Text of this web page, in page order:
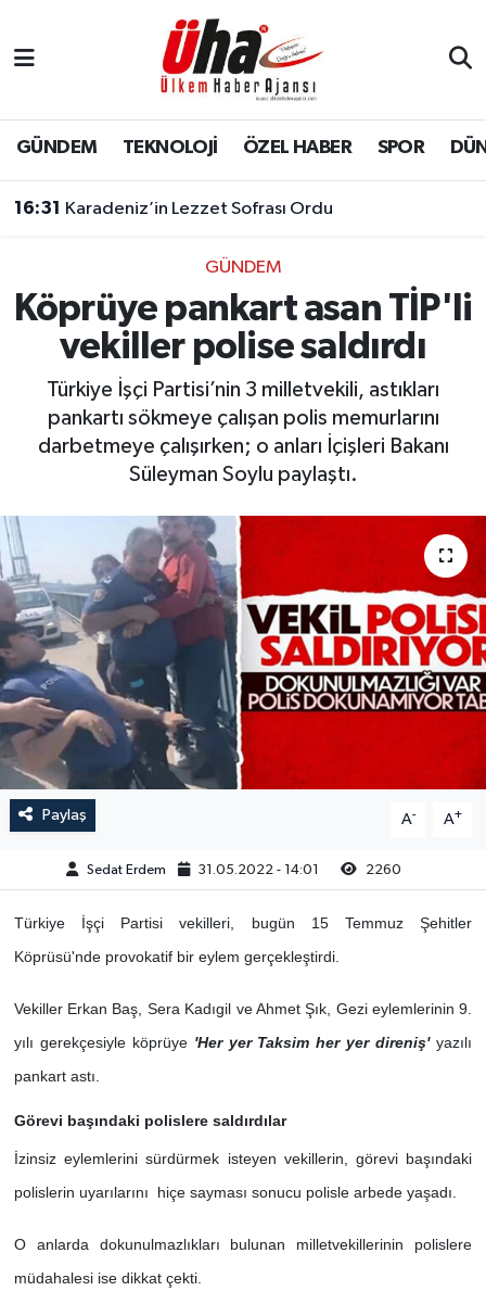
GÜNDEM TEKNOLOJİ ÖZEL HABER SPOR
16:31 Karadeniz’in Lezzet Sofrası Ordu
GÜNDEM
Köprüye pankart asan TİP'li
vekiller polise saldırdı
Türkiye İşçi Partisi’nin 3 milletvekili, astıkları
pankartı sökmeye çalışan polis memurlarını
darbetmeye çalışırken; o anları İçişleri Bakanı
Süleyman Soylu paylaştı.
Paylaş A- A+
Sedat Erdem 31.05.2022 - 14:01 2260
Türkiye İşçi Partisi vekilleri, bugün 15 Temmuz Şehitler
Köprüsü'nde provokatif bir eylem gerçekleştirdi.
Vekiller Erkan Baş, Sera Kadıgil ve Ahmet Şık, Gezi eylemlerinin 9.
yılı gerekçesiyle köprüye 'Her yer Taksim her yer direniş'yazılı
pankart astı.
Görevi başındaki polislere saldırdılar
İzinsiz eylemlerini sürdürmek isteyen vekillerin, görevi başındaki
polislerin uyarılarını hiçe sayması sonucu polisle arbede yaşadı.
O anlarda dokunulmazlıkları bulunan milletvekillerinin polislere
müdahalesi ise dikkat çekti.
İstanbul Nöbetçi Eczaneler
İstanbul Hava Durumu
Süper Lig Puan Durumu ve Fikstür
Tüm Manşetler
Son Dakika Haberleri
Haber Arşivi